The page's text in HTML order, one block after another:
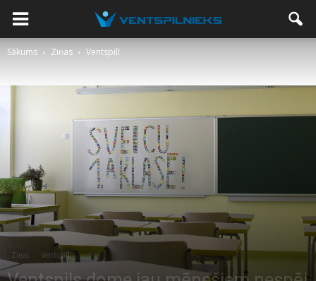
Sākums Ziņas Ventspilī
Ziņas Ventspilī